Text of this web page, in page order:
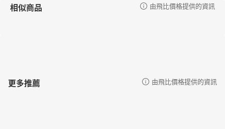
相似商品 由飛比價格提供的資訊
更多推薦 由飛比價格提供的資訊